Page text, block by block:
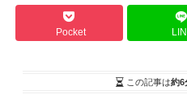
Pocket
この記事は約6